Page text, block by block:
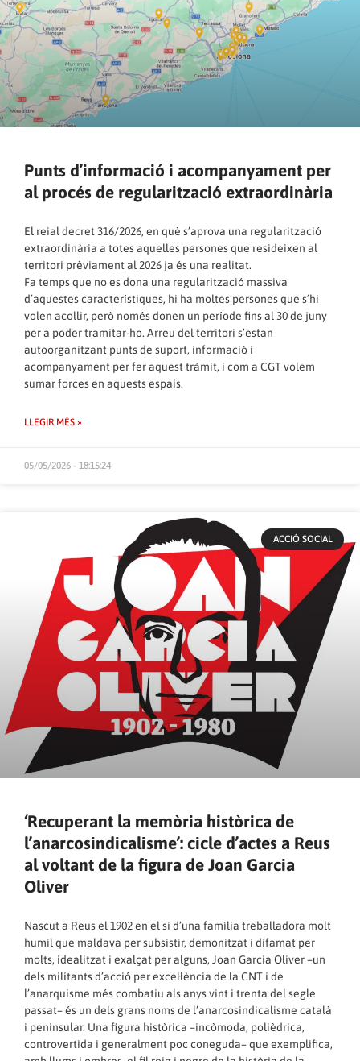
Punts d’informació i acompanyament per
al procés de regularització extraordinària
El reial decret 316/2026, en què s’aprova una regularització
extraordinària a totes aquelles persones que resideixen al
territori prèviament al 2026 ja és una realitat.
Fa temps que no es dona una regularització massiva
d’aquestes característiques, hi ha moltes persones que s’hi
volen acollir, però només donen un període fins al 30 de juny
per a poder tramitar-ho. Arreu del territori s’estan
autoorganitzant punts de suport, informació i
acompanyament per fer aquest tràmit, i com a CGT volem
sumar forces en aquests espais.
LLEGIR MÉS »
05/05/2026 - 18:15:24
ACCIÓ SOCIAL
‘Recuperant la memòria històrica de
l’anarcosindicalisme’: cicle d’actes a Reus
al voltant de la figura de Joan Garcia
Oliver
Nascut a Reus el 1902 en el si d’una família treballadora molt
humil que maldava per subsistir, demonitzat i difamat per
molts, idealitzat i exalçat per alguns, Joan Garcia Oliver –un
dels militants d’acció per excel·lència de la CNT i de
l’anarquisme més combatiu als anys vint i trenta del segle
passat– és un dels grans noms de l’anarcosindicalisme català
i peninsular. Una figura històrica –incòmoda, polièdrica,
controvertida i generalment poc coneguda– que exemplifica,